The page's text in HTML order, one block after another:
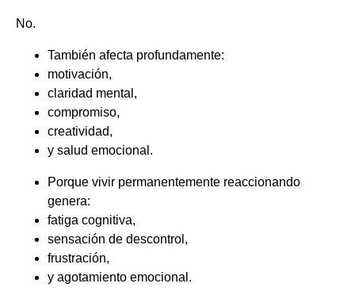
No.
También afecta profundamente:
motivación,
claridad mental,
compromiso,
creatividad,
y salud emocional.
Porque vivir permanentemente reaccionando
genera:
fatiga cognitiva,
sensación de descontrol,
frustración,
y agotamiento emocional.